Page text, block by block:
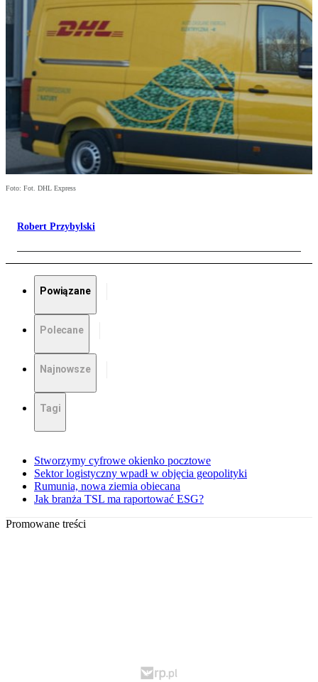
Foto: Fot. DHL Express
Robert Przybylski
Powiązane
Polecane
Najnowsze
Tagi
Stworzymy cyfrowe okienko pocztowe
Sektor logistyczny wpadł w objęcia geopolityki
Rumunia, nowa ziemia obiecana
Jak branża TSL ma raportować ESG?
Promowane treści